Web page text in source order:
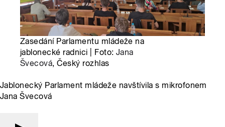
Zasedání Parlamentu mládeže na
jablonecké radnici | Foto: Jana
Švecová, Český rozhlas
Jablonecký Parlament mládeže navštívila s mikrofonem
Jana Švecová